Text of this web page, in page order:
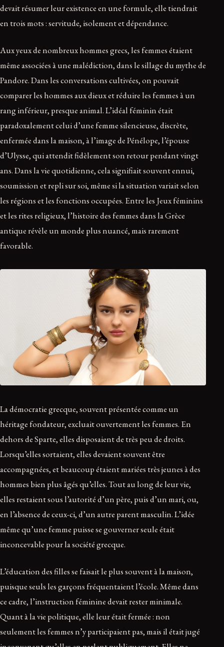
devait résumer leur existence en une formule, elle tiendrait
en trois mots : servitude, isolement et dépendance.
Aux yeux de nombreux hommes grecs, les femmes étaient
même associées à une malédiction, dans le sillage du mythe de
Pandore. Dans les conversations cultivées, on pouvait
comparer les hommes aux dieux et réduire les femmes à un
rang inférieur, presque animal. L’idéal féminin était
paradoxalement celui d’une femme silencieuse, discrète,
enfermée dans la maison, à l’image de Pénélope, l’épouse
d’Ulysse, qui attendit fidèlement son retour pendant vingt
ans. Dans la vie quotidienne, cela signifiait souvent ennui,
soumission et repli sur soi, même si la situation variait selon
les régions et les fonctions occupées. Entre les Jeux féminins
et les rites religieux, l’histoire des femmes dans la Grèce
antique révèle un monde plus nuancé, mais rarement
favorable.
La démocratie grecque, souvent présentée comme un
héritage fondateur, excluait ouvertement les femmes. En
dehors de Sparte, elles disposaient de très peu de droits.
Lorsqu’elles sortaient, elles devaient souvent être
accompagnées, et beaucoup étaient mariées très jeunes à des
hommes bien plus âgés qu’elles. Tout au long de leur vie,
elles restaient sous l’autorité d’un père, puis d’un mari, ou,
en l’absence de ceux-ci, d’un autre parent masculin. L’idée
même qu’une femme puisse se gouverner seule était
inconcevable pour la société grecque.
L’éducation des filles se faisait le plus souvent à la maison,
puisque seuls les garçons fréquentaient l’école. Même dans
ce cadre, l’instruction féminine devait rester minimale.
Quant à la vie politique, elle leur était fermée : non
seulement les femmes n’y participaient pas, mais il était jugé